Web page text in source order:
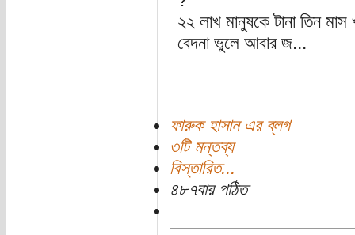
২২ লাখ মানুষকে টানা তিন মাস
বেদনা ভুলে আবার জ...
ফারুক হাসান এর ব্লগ
৩টি মন্তব্য
বিস্তারিত...
৪৮৭বার পঠিত